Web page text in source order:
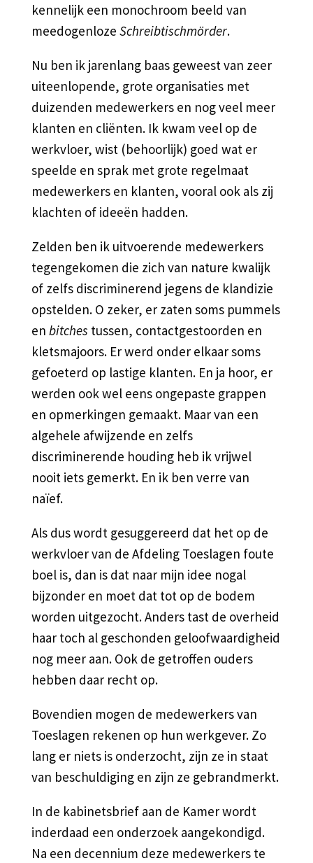
kennelijk een monochroom beeld van
meedogenloze Schreibtischmörder.
Nu ben ik jarenlang baas geweest van zeer
uiteenlopende, grote organisaties met
duizenden medewerkers en nog veel meer
klanten en cliënten. Ik kwam veel op de
werkvloer, wist (behoorlijk) goed wat er
speelde en sprak met grote regelmaat
medewerkers en klanten, vooral ook als zij
klachten of ideeën hadden.
Zelden ben ik uitvoerende medewerkers
tegengekomen die zich van nature kwalijk
of zelfs discriminerend jegens de klandizie
opstelden. O zeker, er zaten soms pummels
en bitches tussen, contactgestoorden en
kletsmajoors. Er werd onder elkaar soms
gefoeterd op lastige klanten. En ja hoor, er
werden ook wel eens ongepaste grappen
en opmerkingen gemaakt. Maar van een
algehele afwijzende en zelfs
discriminerende houding heb ik vrijwel
nooit iets gemerkt. En ik ben verre van
naïef.
Als dus wordt gesuggereerd dat het op de
werkvloer van de Afdeling Toeslagen foute
boel is, dan is dat naar mijn idee nogal
bijzonder en moet dat tot op de bodem
worden uitgezocht. Anders tast de overheid
haar toch al geschonden geloofwaardigheid
nog meer aan. Ook de getroffen ouders
hebben daar recht op.
Bovendien mogen de medewerkers van
Toeslagen rekenen op hun werkgever. Zo
lang er niets is onderzocht, zijn ze in staat
van beschuldiging en zijn ze gebrandmerkt.
In de kabinetsbrief aan de Kamer wordt
inderdaad een onderzoek aangekondigd.
Na een decennium deze medewerkers te